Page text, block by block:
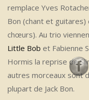
remplace Yves
Bon (chant et
chœurs). Au trio
Little Bob et Fabienne
Hormis la reprise de
autres morceaux sont
plupart de Jack Bon.